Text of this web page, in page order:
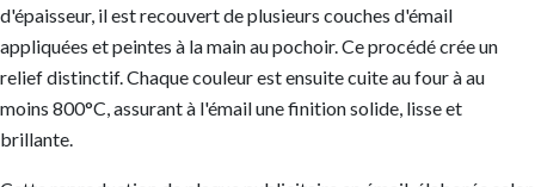
d'épaisseur, il est recouvert de plusieurs couches d'émail
appliquées et peintes à la main au pochoir. Ce procédé crée un
relief distinctif. Chaque couleur est ensuite cuite au four à au
moins 800°C, assurant à l'émail une finition solide, lisse et
brillante.